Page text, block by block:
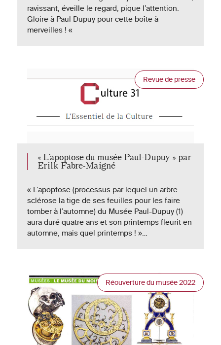
ravissant, éveille le regard, pique l’attention.
Gloire à Paul Dupuy pour cette boîte à
merveilles ! «
Revue de presse
« L’apoptose du musée Paul-Dupuy » par
Erilk Fabre-Maigné
« L’apoptose (processus par lequel un arbre
sclérose la tige de ses feuilles pour les faire
tomber à l’automne) du Musée Paul-Dupuy (1)
aura duré quatre ans et son printemps fleurit en
automne, mais quel printemps ! »…
Réouverture du musée 2022